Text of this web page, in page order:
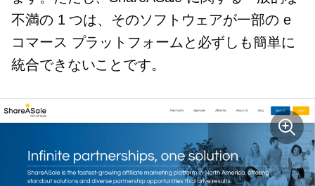
不満の 1 つは、そのソフトウェアが一部の e
コマース プラットフォームと必ずしも簡単に
統合できないことです。